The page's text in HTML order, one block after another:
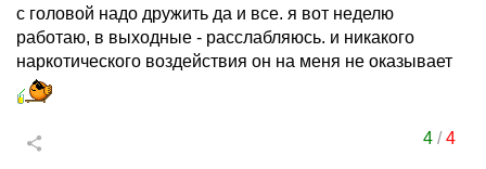
с головой надо дружить да и все. я вот неделю
работаю, в выходные - расслабляюсь. и никакого
наркотического воздействия он на меня не оказывает
4/4